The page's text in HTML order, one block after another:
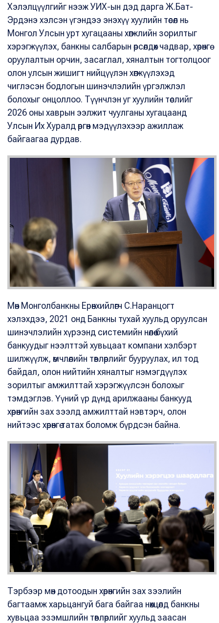
Хэлэлцүүлгийг нээж УИХ-ын дэд дарга Ж.Бат-
Эрдэнэ хэлсэн үгэндээ энэхүү хуулийн төсөл нь
Монгол Улсын урт хугацааны хөгжлийн зорилтыг
хэрэгжүүлэх, банкны салбарын өрсөлдөх чадвар, хөрөнгө
оруулалтын орчин, засаглал, хяналтын тогтолцоог
олон улсын жишигт нийцүүлэн хөгжүүлэхэд
чиглэсэн бодлогын шинэчлэлийн үргэлжлэл
болохыг онцоллоо. Түүнчлэн уг хуулийн төслийг
2026 оны хаврын ээлжит чуулганы хугацаанд
Улсын Их Хуралд өргөн мэдүүлэхээр ажиллаж
байгаагаа дурдав.
Мөн Монголбанкны Ерөнхийлөгч С.Наранцогт
хэлэхдээ, 2021 онд Банкны тухай хуульд оруулсан
шинэчлэлийн хүрээнд системийн нөлөө бүхий
банкуудыг нээлттэй хувьцаат компани хэлбэрт
шилжүүлж, өмчлөлийн төвлөрлийг бууруулах, ил тод
байдал, олон нийтийн хяналтыг нэмэгдүүлэх
зорилтыг амжилттай хэрэгжүүлсэн болохыг
тэмдэглэв. Үүний үр дүнд арилжааны банкууд
хөрөнгийн зах зээлд амжилттай нэвтэрч, олон
нийтээс хөрөнгө татах боломж бүрдсэн байна.
Тэрбээр мөн дотоодын хөрөнгийн зах зээлийн
багтаамж харьцангуй бага байгаа нөхцөлд банкны
хувьцаа эзэмшлийн төвлөрлийг хуульд заасан